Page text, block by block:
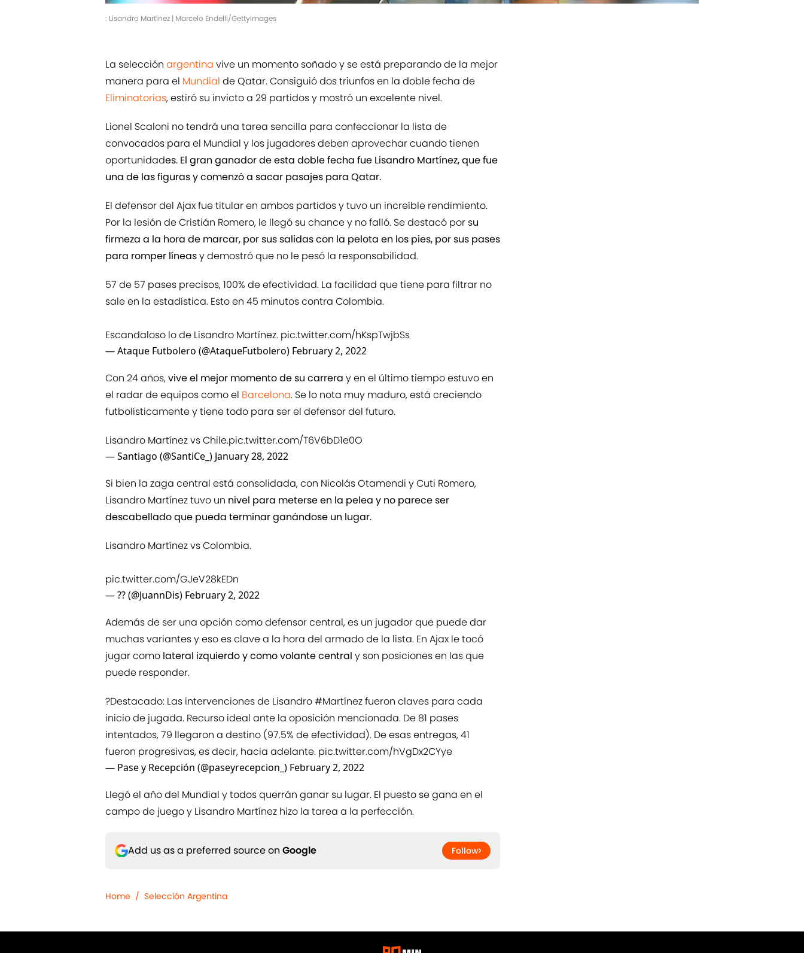
: Lisandro Martínez | Marcelo Endelli/GettyImages
La selección argentina vive un momento soñado y se está preparando de la mejor
manera para el Mundial de Qatar. Consiguió dos triunfos en la doble fecha de
Eliminatorias, estiró su invicto a 29 partidos y mostró un excelente nivel.
Lionel Scaloni no tendrá una tarea sencilla para confeccionar la lista de
convocados para el Mundial y los jugadores deben aprovechar cuando tienen
oportunidades. El gran ganador de esta doble fecha fue Lisandro Martínez, que fue
una de las figuras y comenzó a sacar pasajes para Qatar.
El defensor del Ajax fue titular en ambos partidos y tuvo un increíble rendimiento.
Por la lesión de Cristián Romero, le llegó su chance y no falló. Se destacó por su
firmeza a la hora de marcar, por sus salidas con la pelota en los pies, por sus pases
para romper líneasy demostró que no le pesó la responsabilidad.
57 de 57 pases precisos, 100% de efectividad. La facilidad que tiene para filtrar no
sale en la estadística. Esto en 45 minutos contra Colombia.
Escandaloso lo de Lisandro Martínez. pic.twitter.com/hKspTwjbSs
— Ataque Futbolero (@AtaqueFutbolero) February 2, 2022
Con 24 años,vive el mejor momento de su carrera y en el último tiempo estuvo en
el radar de equipos como el Barcelona. Se lo nota muy maduro, está creciendo
futbolísticamente y tiene todo para ser el defensor del futuro.
Lisandro Martínez vs Chile.pic.twitter.com/T6V6bD1e0O
— Santiago (@SantiCe_) January 28, 2022
Si bien la zaga central está consolidada, con Nicolás Otamendi y Cuti Romero,
Lisandro Martínez tuvo un nivel para meterse en la pelea y no parece ser
descabellado que pueda terminar ganándose un lugar.
Lisandro Martínez vs Colombia.
pic.twitter.com/GJeV28kEDn
— ?? (@JuannDis) February 2, 2022
Además de ser una opción como defensor central, es un jugador que puede dar
muchas variantes y eso es clave a la hora del armado de la lista. En Ajax le tocó
jugar como lateral izquierdo y como volante central y son posiciones en las que
puede responder.
?Destacado: Las intervenciones de Lisandro#Martínezfueron claves para cada
inicio de jugada. Recurso ideal ante la oposición mencionada. De 81 pases
intentados, 79 llegaron a destino (97.5% de efectividad). De esas entregas, 41
fueron progresivas, es decir, hacia adelante. pic.twitter.com/hVgDx2CYye
— Pase y Recepción (@paseyrecepcion_) February 2, 2022
Llegó el año del Mundial y todos querrán ganar su lugar. El puesto se gana en el
campo de juego y Lisandro Martínez hizo la tarea a la perfección.
Add us as a preferred source on Google Follow
Home / Selección Argentina